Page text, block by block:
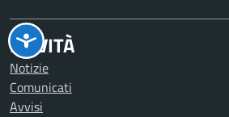
NOVITÀ
Notizie
Comunicati
Avvisi